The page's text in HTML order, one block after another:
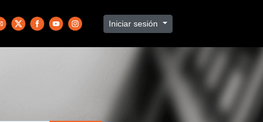
Iniciar sesión